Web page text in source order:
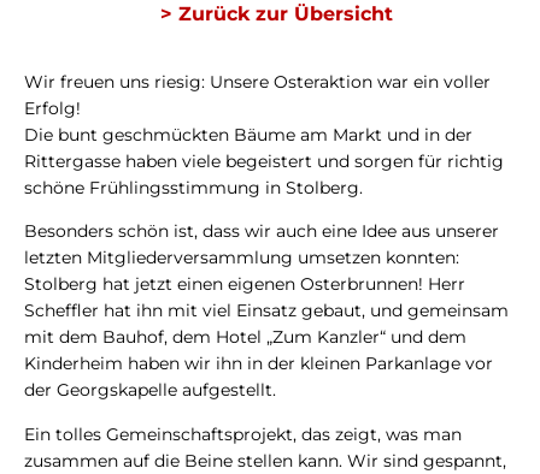
> Zurück zur Übersicht
Wir freuen uns riesig: Unsere Osteraktion war ein voller
Erfolg!
Die bunt geschmückten Bäume am Markt und in der
Rittergasse haben viele begeistert und sorgen für richtig
schöne Frühlingsstimmung in Stolberg.
Besonders schön ist, dass wir auch eine Idee aus unserer
letzten Mitgliederversammlung umsetzen konnten:
Stolberg hat jetzt einen eigenen Osterbrunnen! Herr
Scheffler hat ihn mit viel Einsatz gebaut, und gemeinsam
mit dem Bauhof, dem Hotel „Zum Kanzler“ und dem
Kinderheim haben wir ihn in der kleinen Parkanlage vor
der Georgskapelle aufgestellt.
Ein tolles Gemeinschaftsprojekt, das zeigt, was man
zusammen auf die Beine stellen kann. Wir sind gespannt,